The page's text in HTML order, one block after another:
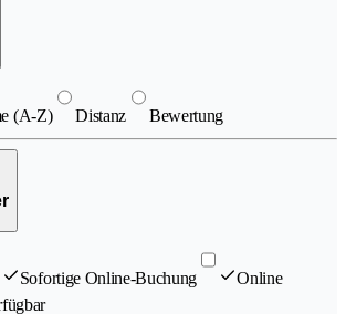
(A-Z) Distanz Bewertung
Sofortige Online-Buchung
Online